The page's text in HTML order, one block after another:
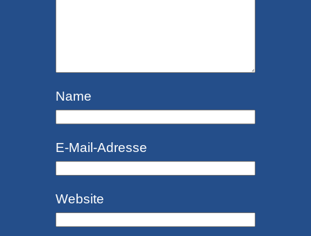
Name
E-Mail-Adresse
Website